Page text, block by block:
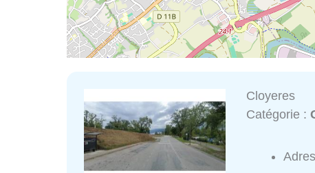
Cloyeres
Catégorie :